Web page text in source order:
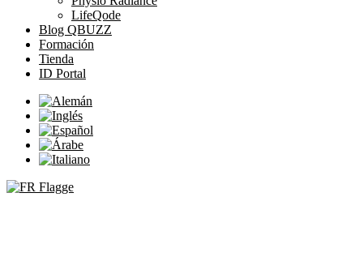
LifeQode
Blog QBUZZ
Formación
Tienda
ID Portal